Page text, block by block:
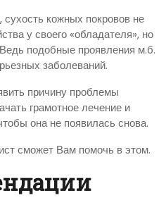
кожных покровов не
у своего «обладателя», но
подобные проявления м.б.
заболеваний.
причину проблемы
грамотное лечение и
она не появилась снова.
сможет Вам помочь в этом.